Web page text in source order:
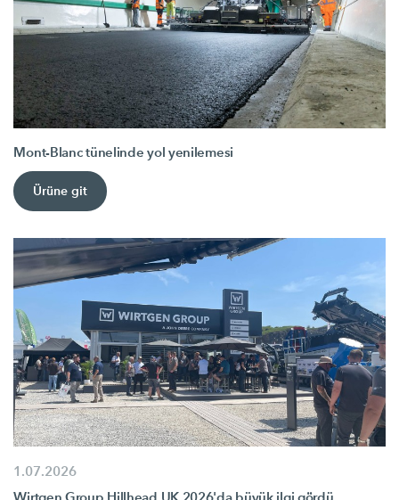
Mont-Blanc tünelinde yol yenilemesi
Ürüne git
1.07.2026